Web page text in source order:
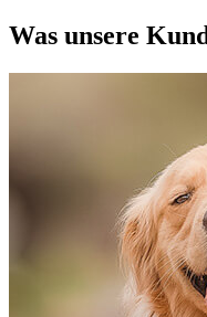
Was unsere